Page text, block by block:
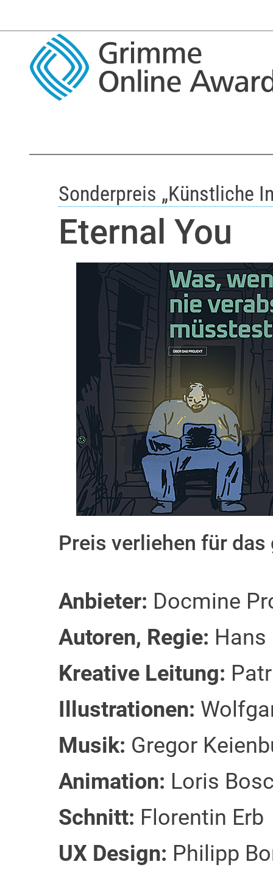
Sonderpreis „Künstliche
Eternal You
Preis verliehen für das
Anbieter: Docmine
Autoren, Regie: Hans
Kreative Leitung:
Illustrationen:
Musik: Gregor
Animation: Loris
Schnitt: Florentin Erb
UX Design: Philipp